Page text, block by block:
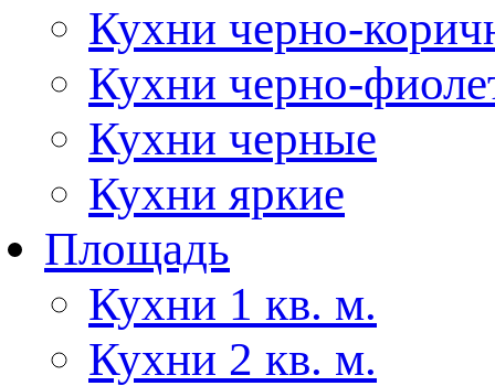
Кухни черно-
Кухни черно-
Кухни черные
Кухни яркие
Площадь
Кухни 1 кв. м.
Кухни 2 кв. м.